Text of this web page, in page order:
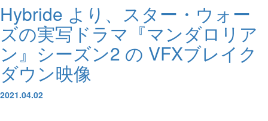
Hybride より、スター・ウォー
ズの実写ドラマ『マンダロリア
ン』シーズン2 の VFXブレイク
ダウン映像
2021.04.02